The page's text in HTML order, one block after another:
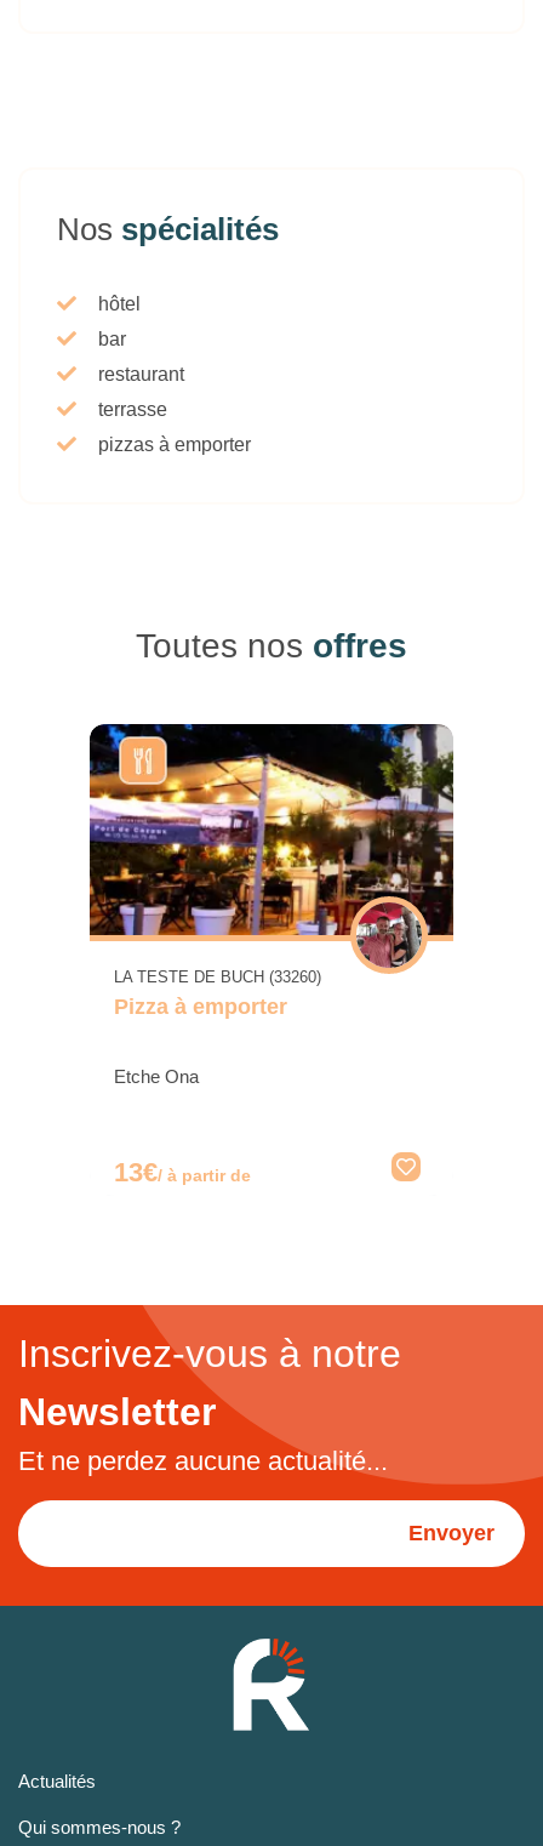
Nos spécialités
hôtel
bar
restaurant
terrasse
pizzas à emporter
Toutes nos offres
LA TESTE DE BUCH (33260)
Pizza à emporter
Etche Ona
13€/ à partir de
Inscrivez-vous à notre
Newsletter
Et ne perdez aucune actualité...
Envoyer
Actualités
Qui sommes-nous ?